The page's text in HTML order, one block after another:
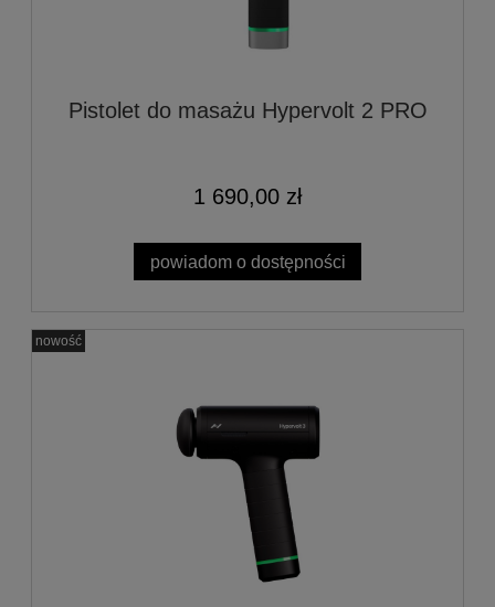
Pistolet do masażu Hypervolt 2 PRO
1 690,00 zł
powiadom o dostępności
nowość